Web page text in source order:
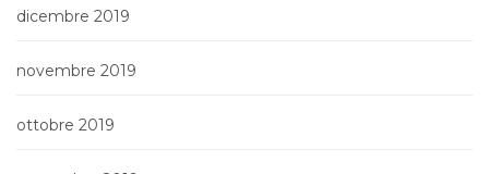
dicembre 2019
novembre 2019
ottobre 2019